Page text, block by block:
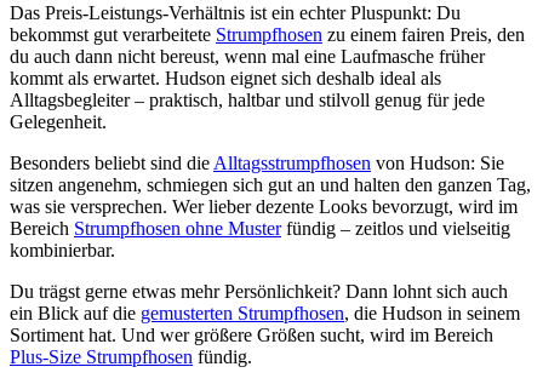
Das Preis-Leistungs-Verhältnis ist ein echter Pluspunkt: Du
bekommst gut verarbeitete Strumpfhosen zu einem fairen Preis, den
du auch dann nicht bereust, wenn mal eine Laufmasche früher
kommt als erwartet. Hudson eignet sich deshalb ideal als
Alltagsbegleiter – praktisch, haltbar und stilvoll genug für jede
Gelegenheit.
Besonders beliebt sind die Alltagsstrumpfhosen von Hudson: Sie
sitzen angenehm, schmiegen sich gut an und halten den ganzen Tag,
was sie versprechen. Wer lieber dezente Looks bevorzugt, wird im
Bereich Strumpfhosen ohne Musterfündig – zeitlos und vielseitig
kombinierbar.
Du trägst gerne etwas mehr Persönlichkeit? Dann lohnt sich auch
ein Blick auf die gemusterten Strumpfhosen, die Hudson in seinem
Sortiment hat. Und wer größere Größen sucht, wird im Bereich
Plus-Size Strumpfhosen fündig.